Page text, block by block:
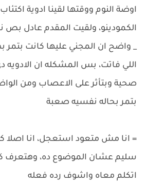
اوضة النوم ووقتها لقينا ادوية
الكمودينو، ولقيت المقدم عادل بص
_ واضح ان المجني عليها كانت بتمر
اللي فاتت، بس المشكله ان
صحية وبتأثر على الاعصاب ومن
بتمر بحاله نفسيه صعبة
= انا مش متعود استعجل، انا اصلا
سليم عشان الموضوع ده، وهتعرف
اتكلم معاه واشوف رده فعله